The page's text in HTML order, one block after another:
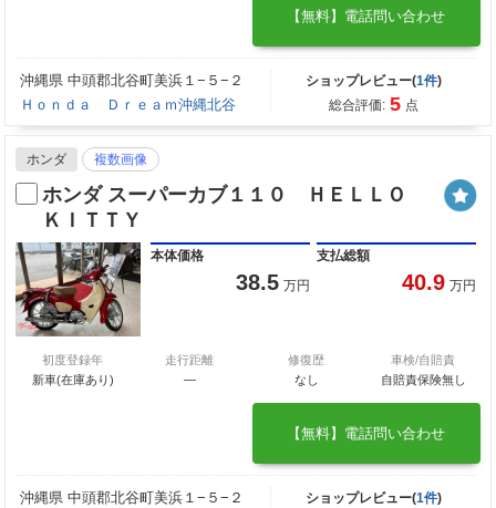
【無料】電話問い合わせ
沖縄県 中頭郡北谷町美浜１−５−２
Ｈｏｎｄａ Ｄｒｅａｍ沖縄北谷
ショップレビュー(1件)
総合評価: 5 点
ホンダ 複数画像
ホンダ スーパーカブ１１０ ＨＥＬＬＯ
ＫＩＴＴＹ
本体価格
38.5 万円
支払総額
40.9 万円
初度登録年
新車(在庫あり)
走行距離
―
修復歴
なし
車検/自賠責
自賠責保険無し
【無料】電話問い合わせ
沖縄県 中頭郡北谷町美浜１−５−２
ショップレビュー(1件)